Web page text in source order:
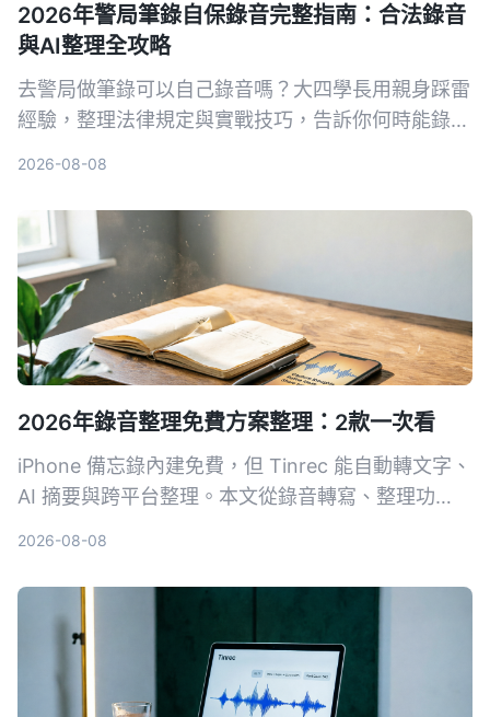
2026年警局筆錄自保錄音完整指南：合法錄音
與AI整理全攻略
去警局做筆錄可以自己錄音嗎？大四學長用親身踩雷
經驗，整理法律規定與實戰技巧，告訴你何時能錄、
2026-08-08
2026年錄音整理免費方案整理：2款一次看
iPhone 備忘錄內建免費，但 Tinrec 能自動轉文字、
AI 摘要與跨平台整理。本文從錄音轉寫、整理功
2026-08-08